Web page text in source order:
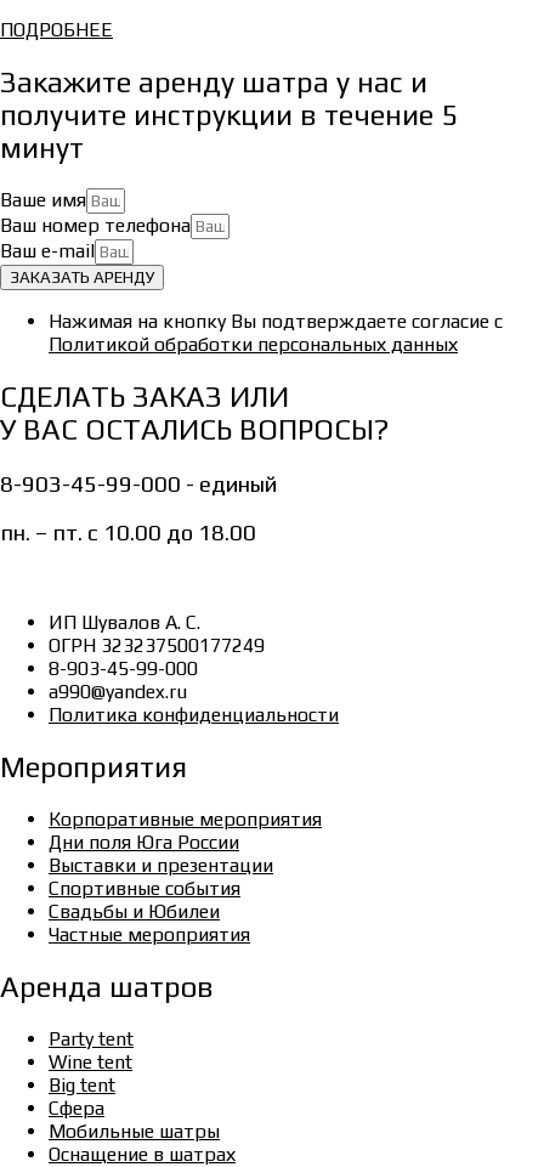
ПОДРОБНЕЕ
Закажите аренду шатра у нас и
получите инструкции в течение 5
минут
Ваше имя
Ваш номер телефона
Ваш e-mail
ЗАКАЗАТЬ АРЕНДУ
Нажимая на кнопку Вы подтверждаете согласие с
Политикой обработки персональных данных
СДЕЛАТЬ ЗАКАЗ ИЛИ
У ВАС ОСТАЛИСЬ ВОПРОСЫ?
8-903-45-99-000 - единый
пн. – пт. с 10.00 до 18.00
ИП Шувалов А. С.
ОГРН 323237500177249
8-903-45-99-000
a990@yandex.ru
Политика конфиденциальности
Мероприятия
Корпоративные мероприятия
Дни поля Юга России
Выставки и презентации
Спортивные события
Свадьбы и Юбилеи
Частные мероприятия
Аренда шатров
Party tent
Wine tent
Big tent
Сфера
Мобильные шатры
Оснащение в шатрах